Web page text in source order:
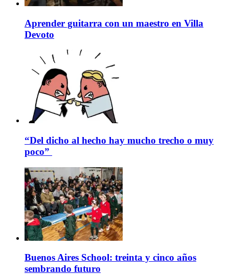
Aprender guitarra con un maestro en Villa
Devoto
“Del dicho al hecho hay mucho trecho o muy
poco”
Buenos Aires School: treinta y cinco años
sembrando futuro